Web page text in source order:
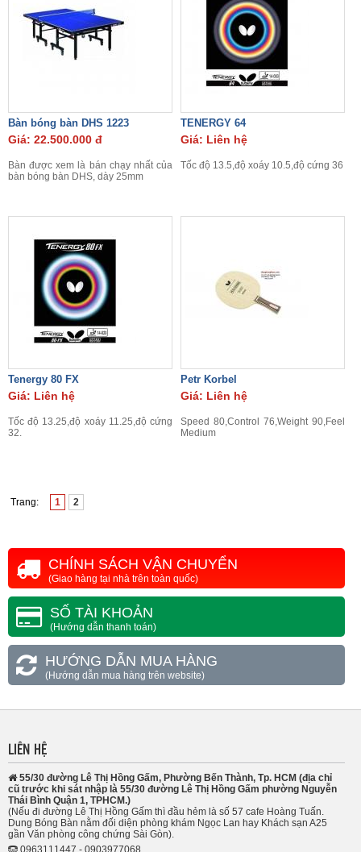
Bàn bóng bàn DHS 1223
Giá: 22.500.000 đ
Bàn được xem là bán chạy nhất của
bàn bóng bàn DHS, dày 25mm
TENERGY 64
Giá: Liên hệ
Tốc độ 13.5,độ xoáy 10.5,độ cứng 36
Tenergy 80 FX
Giá: Liên hệ
Tốc độ 13.25,độ xoáy 11.25,độ cứng
32.
Petr Korbel
Giá: Liên hệ
Speed 80,Control 76,Weight 90,Feel
Medium
Trang: 1 2
CHÍNH SÁCH VẬN CHUYỂN
(Giao hàng tại nhà trên toàn quốc)
SỐ TÀI KHOẢN
(Hướng dẫn thanh toán)
HƯỚNG DẪN MUA HÀNG
(Hướng dẫn mua hàng trên website)
LIÊN HỆ
55/30 đường Lê Thị Hồng Gấm, Phường Bến Thành, Tp. HCM (địa chỉ
cũ trước khi sát nhập là 55/30 đường Lê Thị Hồng Gấm phường Nguyễn
Thái Bình Quận 1, TPHCM.)
(Nếu đi đường Lê Thị Hồng Gấm thì đầu hẻm là số 57 cafe Hoàng Tuấn.
Dung Bóng Bàn nằm đối diện phòng khám Ngọc Lan hay Khách sạn A25
gần Văn phòng công chứng Sài Gòn).
0963111447 - 0903977068.